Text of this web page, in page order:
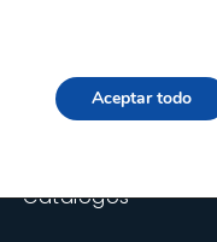
Catálogos
Aceptar todo